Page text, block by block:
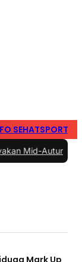
SEHATSPORTS
Autumn Festival
Mark Up